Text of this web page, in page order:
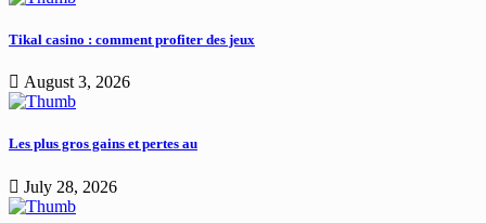
Tikal casino : comment profiter des jeux
August 3, 2026
Les plus gros gains et pertes au
July 28, 2026